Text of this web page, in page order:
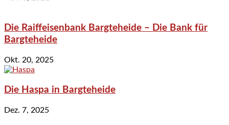
Die Raiffeisenbank Bargteheide – Die Bank für
Bargteheide
Okt. 20, 2025
Die Haspa in Bargteheide
Dez. 7, 2025